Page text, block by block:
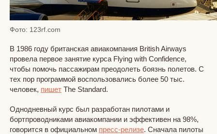
Фото: 123rf.com
В 1986 году британская авиакомпания British Airways
провела первое занятие курса Flying with Confidence,
чтобы помочь пассажирам преодолеть боязнь полетов. С
тех пор программой воспользовались более 50 тыс.
человек, пишет The Standard.
Однодневный курс был разработан пилотами и
бортпроводниками авиакомпании и эффективен на 98%,
говорится в официальном пресс-релизе. Сначала пилоты